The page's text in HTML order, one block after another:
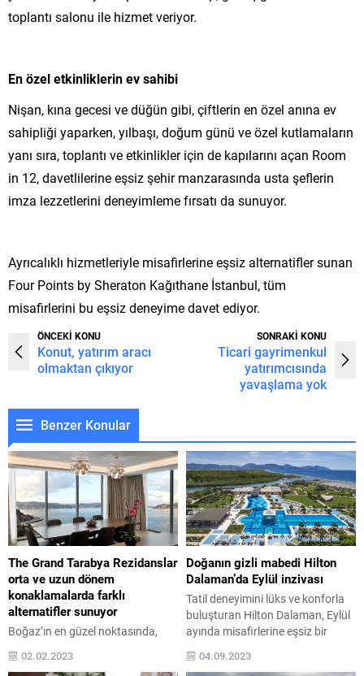
toplantı salonu ile hizmet veriyor.
En özel etkinliklerin ev sahibi
Nişan, kına gecesi ve düğün gibi, çiftlerin en özel anına ev
sahipliği yaparken, yılbaşı, doğum günü ve özel kutlamaların
yanı sıra, toplantı ve etkinlikler için de kapılarını açan Room
in 12, davetlilerine eşsiz şehir manzarasında usta şeflerin
imza lezzetlerini deneyimleme fırsatı da sunuyor.
Ayrıcalıklı hizmetleriyle misafirlerine eşsiz alternatifler sunan
Four Points by Sheraton Kağıthane İstanbul, tüm
misafirlerini bu eşsiz deneyime davet ediyor.
ÖNCEKİ KONU
Konut, yatırım aracı
olmaktan çıkıyor
SONRAKİ KONU
Ticari gayrimenkul
yatırımcısında
yavaşlama yok
Benzer Konular
The Grand Tarabya Rezidanslar
orta ve uzun dönem
konaklamalarda farklı
alternatifler sunuyor
Boğaz’ın en güzel noktasında,
denizle iç içe bir ortamda ev
rahatlığını otel konforunda
02.02.2023
Doğanın gizli mabedi Hilton
Dalaman’da Eylül inzivası
Tatil deneyimini lüks ve konforla
buluşturan Hilton Dalaman, Eylül
ayında misafirlerine eşsiz bir
yenilenme fırsatı sunuyor. Hem
doğası hem de halen devam eden
04.09.2023